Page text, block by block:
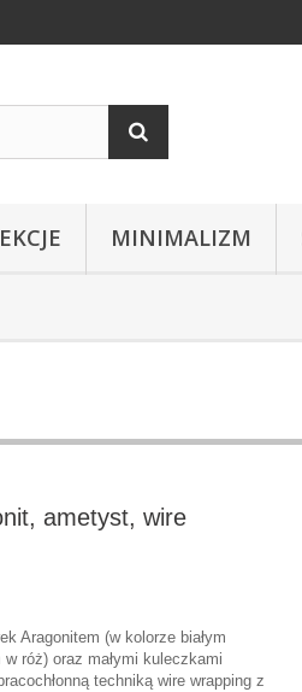
MINIMALIZM
ametyst, wire
Aragonitem (w kolorze białym
róż) oraz małymi kuleczkami
techniką wire wrapping z